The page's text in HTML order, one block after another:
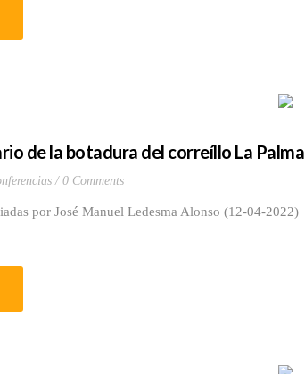
de la botadura del correíllo La Palma
0 Comments
por José Manuel Ledesma Alonso (12-04-2022)